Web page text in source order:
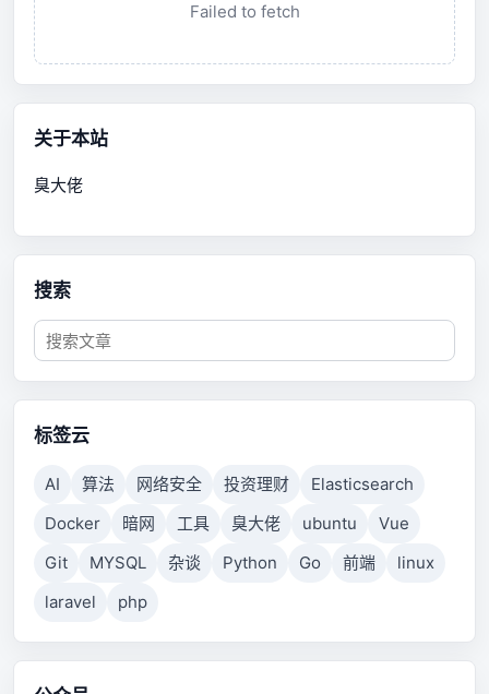
Failed to fetch
关于本站
臭大佬
搜索
标签云
AI 算法 网络安全 投资理财
Elasticsearch
Docker
暗网 工具 臭大佬 ubuntu
Vue
Git
MYSQL 杂谈 Python Go 前端
linux
laravel
php